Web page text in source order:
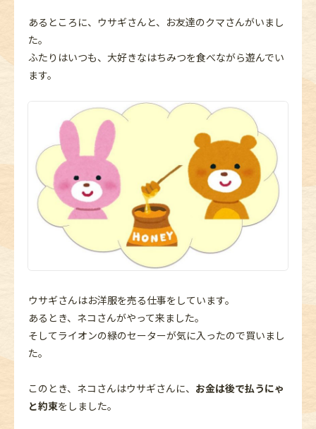
あるところに、ウサギさんと、お友達のクマさんがいまし
た。
ふたりはいつも、大好きなはちみつを食べながら遊んでい
ます。
ウサギさんはお洋服を売る仕事をしています。
あるとき、ネコさんがやって来ました。
そしてライオンの緑のセーターが気に入ったので買いまし
た。
このとき、ネコさんはウサギさんに、 お金は後で払うにゃ
と約束をしました。